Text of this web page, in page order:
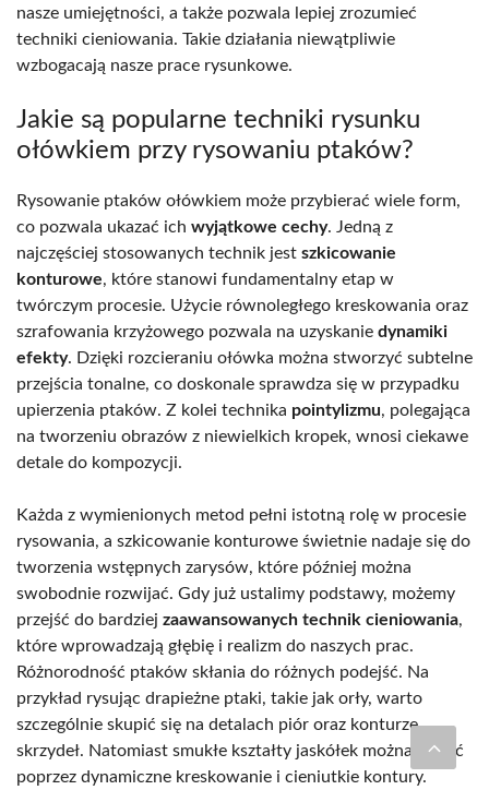
nasze umiejętności, a także pozwala lepiej zrozumieć
techniki cieniowania. Takie działania niewątpliwie
wzbogacają nasze prace rysunkowe.
Jakie są popularne techniki rysunku
ołówkiem przy rysowaniu ptaków?
Rysowanie ptaków ołówkiem może przybierać wiele form,
co pozwala ukazać ich wyjątkowe cechy. Jedną z
najczęściej stosowanych technik jest szkicowanie
konturowe, które stanowi fundamentalny etap w
twórczym procesie. Użycie równoległego kreskowania oraz
szrafowania krzyżowego pozwala na uzyskanie dynamiki
efekty. Dzięki rozcieraniu ołówka można stworzyć subtelne
przejścia tonalne, co doskonale sprawdza się w przypadku
upierzenia ptaków. Z kolei technika pointylizmu, polegająca
na tworzeniu obrazów z niewielkich kropek, wnosi ciekawe
detale do kompozycji.
Każda z wymienionych metod pełni istotną rolę w procesie
rysowania, a szkicowanie konturowe świetnie nadaje się do
tworzenia wstępnych zarysów, które później można
swobodnie rozwijać. Gdy już ustalimy podstawy, możemy
przejść do bardziej zaawansowanych technik cieniowania,
które wprowadzają głębię i realizm do naszych prac.
Różnorodność ptaków skłania do różnych podejść. Na
przykład rysując drapieżne ptaki, takie jak orły, warto
szczególnie skupić się na detalach piór oraz konturze
skrzydeł. Natomiast smukłe kształty jaskółek można oddać
poprzez dynamiczne kreskowanie i cieniutkie kontury.